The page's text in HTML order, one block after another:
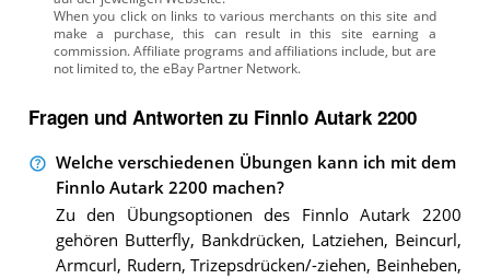
Fragen und Antworten zu Finnlo Autark 2200
Welche verschiedenen Übungen kann ich mit dem
Finnlo Autark 2200 machen?
Zu den Übungsoptionen des Finnlo Autark 2200
gehören Butterfly, Bankdrücken, Latziehen, Beincurl,
Armcurl, Rudern, Trizepsdrücken/-ziehen, Beinheben,